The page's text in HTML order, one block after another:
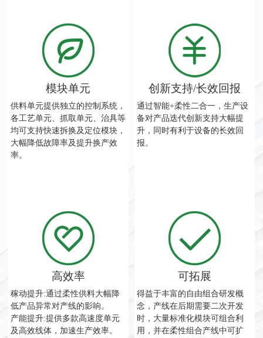
模块单元
供料单元提供独立的控制系统，
各工艺单元、抓取单元、治具等
均可支持快速拆换及定位模块，
大幅降低故障率及提升换产效
率。
创新支持/长效回报
通过智能+柔性二合一，生产设
备对产品迭代创新支持大幅提
升，同时有利于设备的长效回
报。
高效率
稼动提升:通过柔性供料大幅降
低产品异常对产线的影响。
产能提升:提供多款高速度单元
及高效线体，加速生产效率。
可拓展
得益于丰富的自由组合研发概
念，产线在后期需要二次开发
时，大量标准化模块可组合利
用，并在柔性组合产线中可扩